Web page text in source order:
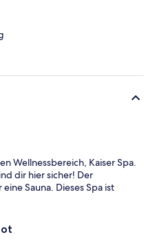
Wellnessbereich, Kaiser Spa.
dir hier sicher! Der
Sauna. Dieses Spa ist